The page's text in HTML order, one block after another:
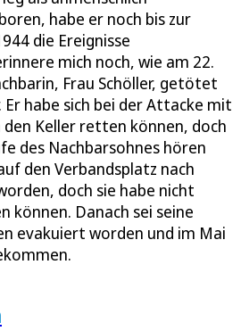
habe er noch bis zur
die Ereignisse
mich noch, wie am 22.
Frau Schöller, getötet
habe sich bei der Attacke mit
den Keller retten können, doch
des Nachbarsohnes hören
den Verbandsplatz nach
doch sie habe nicht
Danach sei seine
evakuiert worden und im Mai